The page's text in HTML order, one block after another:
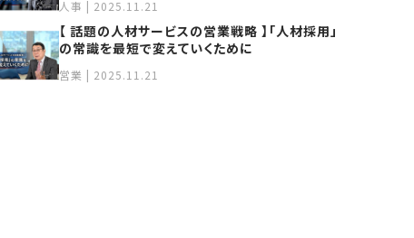
人事 | 2025.11.21
【 話題の人材サービスの営業戦略 】「人材採用」
の常識を最短で変えていくために
営業 | 2025.11.21